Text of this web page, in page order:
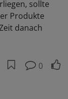
sollte
Produkte
danach
0